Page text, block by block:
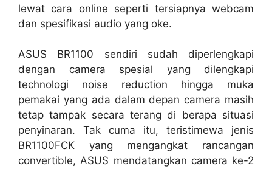
lewat cara online seperti tersiapnya webcam
dan spesifikasi audio yang oke.
ASUS BR1100 sendiri sudah diperlengkapi
dengan camera spesial yang dilengkapi
technologi noise reduction hingga muka
pemakai yang ada dalam depan camera masih
tetap tampak secara terang di berapa situasi
penyinaran. Tak cuma itu, teristimewa jenis
BR1100FCK yang mengangkat rancangan
convertible, ASUS mendatangkan camera ke-2